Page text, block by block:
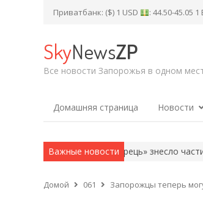
Приватбанк: ($) 1 USD : 44.50-45.05 1
SkyNewsZP
Все новости Запорожья в одном
Домашняя страница Новости
Важные новости
«Чорноморець» знесло частину…
Домой 061 Запорожцы теперь